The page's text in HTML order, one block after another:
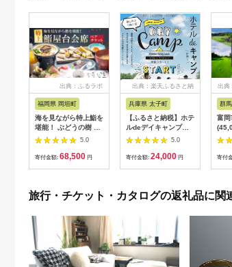
出典：ふるラボ
福岡県 岡垣町
海を見ながら特上鮨を
堪能！ ぶどうの樹 鮨
屋台ペア お食事券 海
鮮 海 屋台 食事 ペア
福岡県 岡垣町
5.0
寄付金額: 68,500 円
出典：楽天ふるさと納
兵庫県 太子町
【ふるさと納税】ホテ
ルdeデイキャンプ体
験チケット
【1364991】
5.0
寄付金額: 24,000 円
出典
群
富岡
ル
日
群馬
寄付
旅行・チケット・カタログの返礼品に関